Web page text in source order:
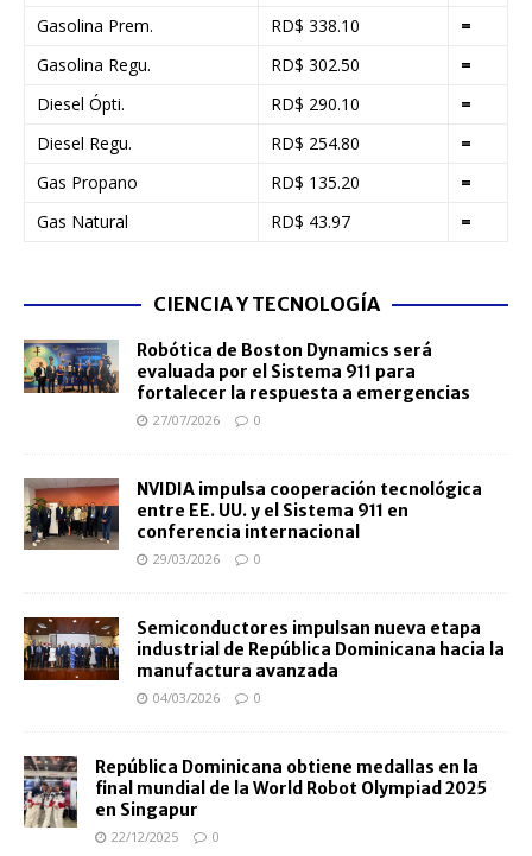
Gasolina Prem.
RD$ 338.10
=
Gasolina Regu.
RD$ 302.50
=
Diesel Ópti.
RD$ 290.10
=
Diesel Regu.
RD$ 254.80
=
Gas Propano
RD$ 135.20
=
Gas Natural
RD$ 43.97 =
CIENCIA Y TECNOLOGÍA
Robótica de Boston Dynamics será
evaluada por el Sistema 911 para
fortalecer la respuesta a emergencias
27/07/2026 0
NVIDIA impulsa cooperación tecnológica
entre EE. UU. y el Sistema 911 en
conferencia internacional
29/03/2026 0
Semiconductores impulsan nueva etapa
industrial de República Dominicana hacia la
manufactura avanzada
04/03/2026 0
República Dominicana obtiene medallas en la
final mundial de la World Robot Olympiad 2025
en Singapur
22/12/2025 0